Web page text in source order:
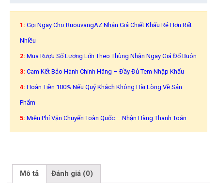
1: Gọi Ngay Cho RuouvangAZ Nhận Giá Chiết Khấu Rẻ Hơn Rất
Nhiều
2: Mua Rượu Số Lượng Lớn Theo Thùng Nhận Ngay Giá Đổ Buôn
3: Cam Kết Bảo Hành Chính Hãng – Đầy Đủ Tem Nhập Khẩu
4: Hoàn Tiền 100% Nếu Quý Khách Không Hài Lòng Về Sản
Phẩm
5: Miễn Phí Vận Chuyển Toàn Quốc – Nhận Hàng Thanh Toán
Mô tả Đánh giá (0)